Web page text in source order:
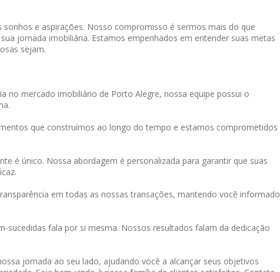
e aspirações. Nosso compromisso é sermos mais do que
jornada imobiliária. Estamos empenhados em entender suas metas
sejam.
no mercado imobiliário de Porto Alegre, nossa equipe possui o
que construímos ao longo do tempo e estamos comprometidos
é único. Nossa abordagem é personalizada para garantir que suas
em todas as nossas transações, mantendo você informado
sucedidas fala por si mesma. Nossos resultados falam da dedicação
jornada ao seu lado, ajudando você a alcançar seus objetivos